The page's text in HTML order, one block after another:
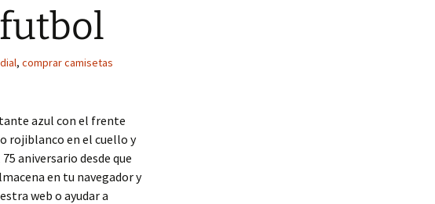
, comprar camisetas
azul con el frente
rojiblanco en el cuello y
aniversario desde que
en tu navegador y
web o ayudar a